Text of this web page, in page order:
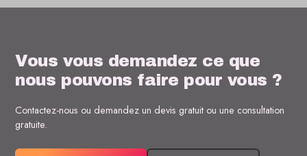
Vous vous demandez ce que
nous pouvons faire pour vous ?
Contactez-nous ou demandez un devis gratuit ou une consultation
gratuite.